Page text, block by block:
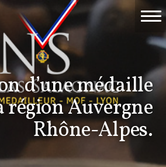
d’une médaille
région Auvergne
Rhône-Alpes.